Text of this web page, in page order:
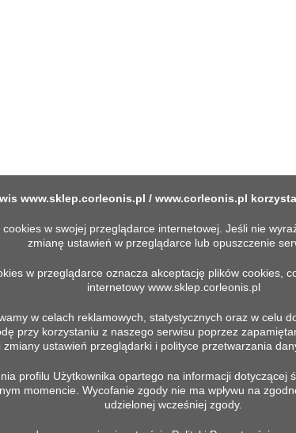
TWOJE KONTO
Moje konto
www.sklep.corleonis.pl / www.corleonis.pl
w swojej przeglądarce internetowej. Jeśli nie
zmianę ustawień w przeglądarce lub opuszczenie
w przeglądarce oznacza akceptację plików cookies,
internetowy www.sklep.corleonis.pl
w celach reklamowych, statystycznych oraz w celu
przy korzystaniu z naszego serwisu poprzez
ustawień przeglądarki i polityce przetwarzania
profilu Użytkownika opartego na informacji
momencie. Wycofanie zgody nie ma wpływu na
udzielonej wcześniej zgody.